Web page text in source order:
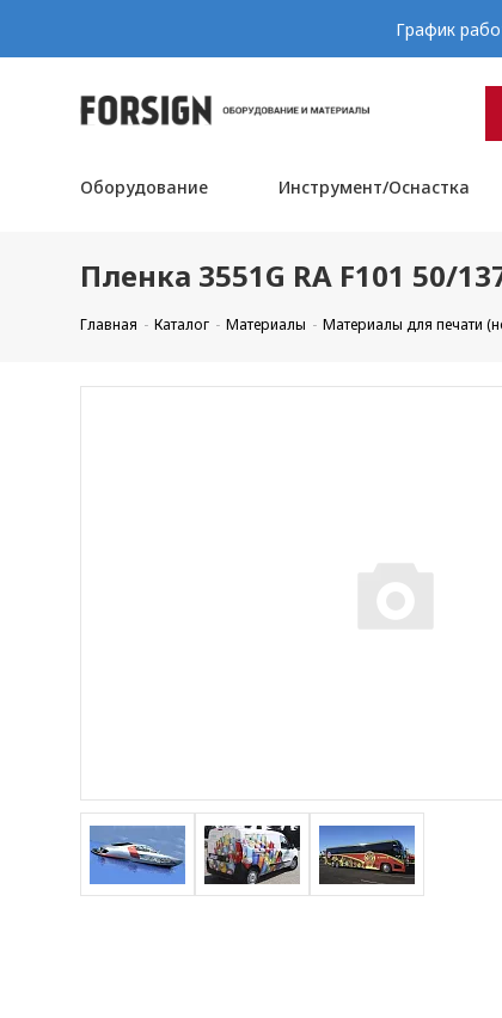
График
Оборудование Инструмент/Оснастка
Пленка 3551G RA F101 50/
Главная Каталог Материалы Материалы для печати